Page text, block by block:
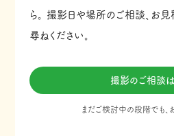
ら。
撮影日や場所のご相談、お見
尋ねください。
撮影のご相談は
まだご検討中の段階でも、